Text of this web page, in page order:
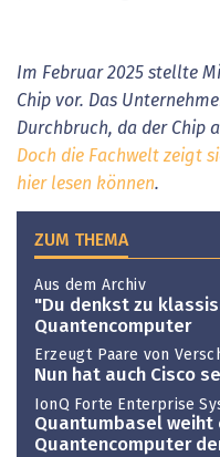
Im Februar 2025 stellte
Chip vor. Das
Durchbruch, da der Chip
Doch die Fachwelt zeigt
hier lesen können.
ZUM THEMA
Aus dem Archiv
"Du denkst zu
Quantencomputer
Erzeugt Paare von
Nun hat auch Cisco
IonQ Forte Enterprise
Quantumbasel weiht
Quantencomputer